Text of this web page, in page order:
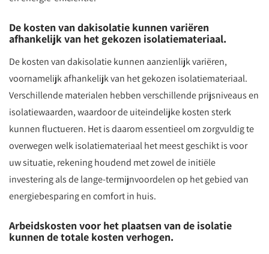
De kosten van dakisolatie kunnen variëren
afhankelijk van het gekozen isolatiemateriaal.
De kosten van dakisolatie kunnen aanzienlijk variëren,
voornamelijk afhankelijk van het gekozen isolatiemateriaal.
Verschillende materialen hebben verschillende prijsniveaus en
isolatiewaarden, waardoor de uiteindelijke kosten sterk
kunnen fluctueren. Het is daarom essentieel om zorgvuldig te
overwegen welk isolatiemateriaal het meest geschikt is voor
uw situatie, rekening houdend met zowel de initiële
investering als de lange-termijnvoordelen op het gebied van
energiebesparing en comfort in huis.
Arbeidskosten voor het plaatsen van de isolatie
kunnen de totale kosten verhogen.